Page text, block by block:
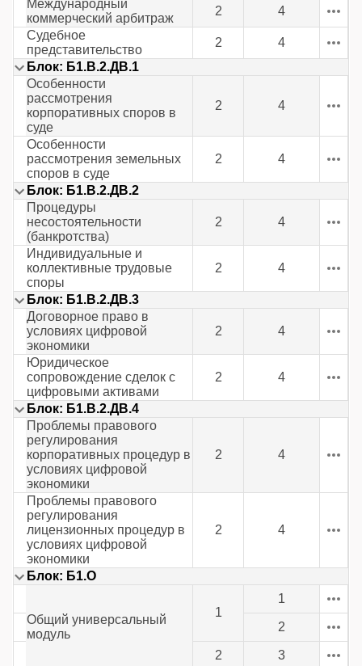
Международный
коммерческий арбитраж
2
4
Судебное
представительство
2
4
Блок: Б1.В.2.ДВ.1
Особенности
рассмотрения
корпоративных споров в
суде
2 4
Особенности
рассмотрения земельных
споров в суде
2 4
Блок: Б1.В.2.ДВ.2
Процедуры
несостоятельности
(банкротства)
2 4
Индивидуальные и
коллективные трудовые
споры
2 4
Блок: Б1.В.2.ДВ.3
Договорное право в
условиях цифровой
экономики
2 4
Юридическое
сопровождение сделок с
цифровыми активами
2 4
Блок: Б1.В.2.ДВ.4
Проблемы правового
регулирования
корпоративных процедур в
условиях цифровой
экономики
2 4
Проблемы правового
регулирования
лицензионных процедур в
условиях цифровой
экономики
2 4
Блок: Б1.О
Общий универсальный
модуль
1
1
2
2 3